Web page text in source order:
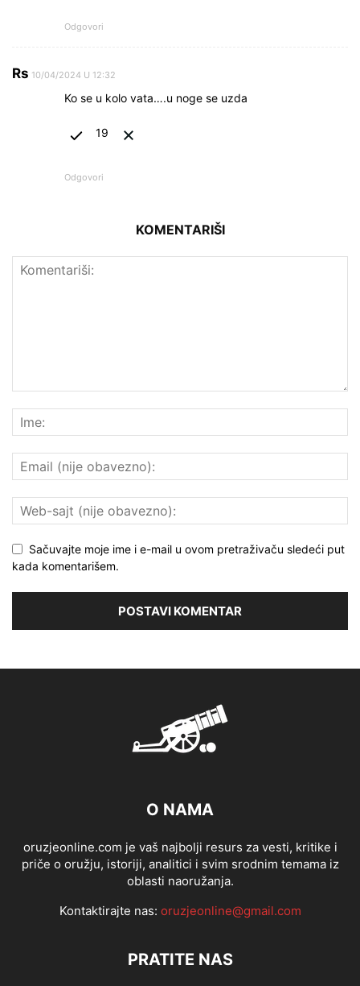
Odgovori
Rs 10/04/2024 U 12:32
Ko se u kolo vata….u noge se uzda
19
Odgovori
KOMENTARIŠI
Sačuvajte moje ime i e-mail u ovom pretraživaču sledeći put
kada komentarišem.
O NAMA
oruzjeonline.com je vaš najbolji resurs za vesti, kritike i
priče o oružju, istoriji, analitici i svim srodnim temama iz
oblasti naoružanja.
Kontaktirajte nas: oruzjeonline@gmail.com
PRATITE NAS